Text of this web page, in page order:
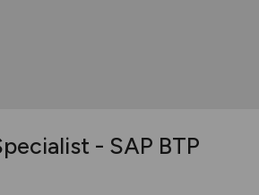
- SAP BTP